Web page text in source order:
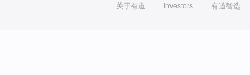
关于有道 Investors 有道智选